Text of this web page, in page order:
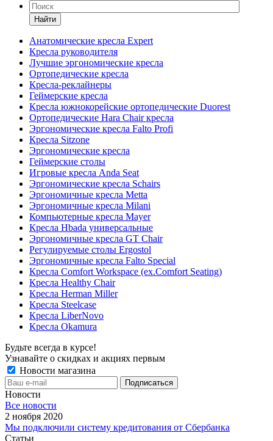
Найти
Анатомические кресла Expert
Кресла руководителя
Лучшие эргономические кресла
Ортопедические кресла
Кресла-реклайнеры
Геймерские кресла
Кресла южнокорейские ортопедические Duorest
Ортопедические Hara Chair кресла
Эргономические кресла Falto Profi
Кресла Sitzone
Эргономические кресла
Геймерские столы
Игровые кресла Anda Seat
Эргономические кресла Schairs
Эргономичные кресла Metta
Эргономичные кресла Milani
Компьютерные кресла Mayer
Кресла Hbada универсальные
Эргономичные кресла GT Chair
Регулируемые столы Ergostol
Эргономичные кресла Falto Special
Кресла Comfort Workspace (ex.Comfort Seating)
Кресла Healthy Chair
Кресла Herman Miller
Кресла Steelcase
Кресла LiberNovo
Кресла Okamura
Будьте всегда в курсе!
Узнавайте о скидках и акциях первым
Новости магазина
Новости
Все новости
2 ноября 2020
Мы подключили систему кредитования от Сбербанка
Статьи